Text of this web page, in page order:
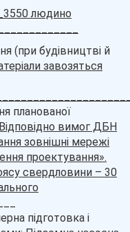
людино
(при будівництві й
завозяться
планованої
Відповідно вимог ДБН
зовнішні мережі
проектування».
свердловини – 30
підготовка і